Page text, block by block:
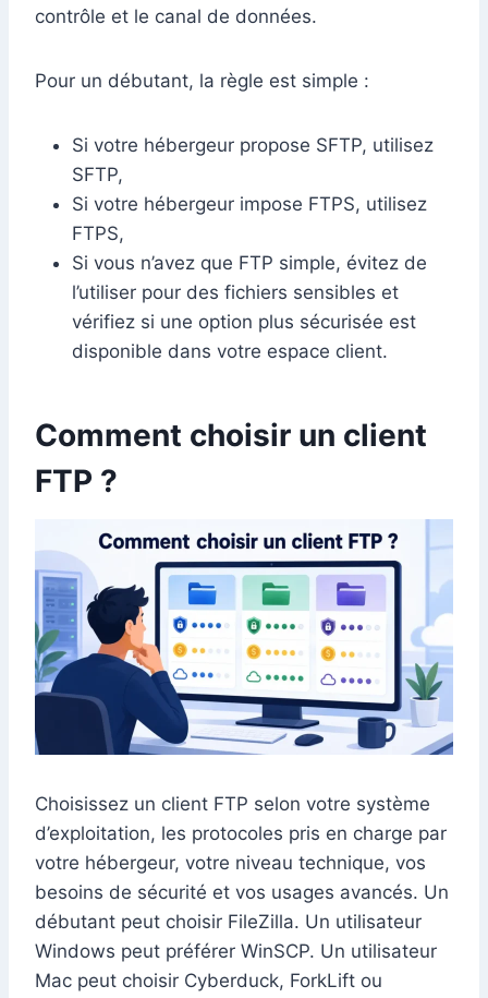
contrôle et le canal de données.
Pour un débutant, la règle est simple :
Si votre hébergeur propose SFTP, utilisez
SFTP,
Si votre hébergeur impose FTPS, utilisez
FTPS,
Si vous n’avez que FTP simple, évitez de
l’utiliser pour des fichiers sensibles et
vérifiez si une option plus sécurisée est
disponible dans votre espace client.
Comment choisir un client
FTP ?
Choisissez un client FTP selon votre système
d’exploitation, les protocoles pris en charge par
votre hébergeur, votre niveau technique, vos
besoins de sécurité et vos usages avancés. Un
débutant peut choisir FileZilla. Un utilisateur
Windows peut préférer WinSCP. Un utilisateur
Mac peut choisir Cyberduck, ForkLift ou